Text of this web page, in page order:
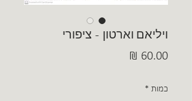
ויליאם וארטון - ציפורי
כמות *